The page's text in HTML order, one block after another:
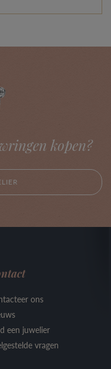
kopen?
ons
een juwelier
vragen